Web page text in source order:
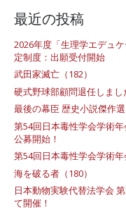
最近の投稿
2026年度「生理学エデュ
定制度：出願受付開始
武田家滅亡（182）
硬式野球部顧問退任しまし
最後の幕臣 歴史小説傑作選
第54回日本毒性学会学術
公募開始！
第54回日本毒性学会学術
海を破る者（180）
日本動物実験代替法学会
て開催！